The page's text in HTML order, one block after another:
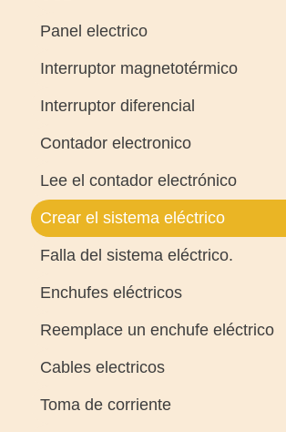
Panel electrico
Interruptor magnetotérmico
Interruptor diferencial
Contador electronico
Lee el contador electrónico
Crear el sistema eléctrico
Falla del sistema eléctrico.
Enchufes eléctricos
Reemplace un enchufe eléctrico
Cables electricos
Toma de corriente